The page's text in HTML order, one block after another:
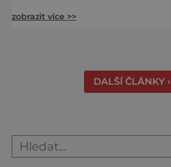
města i Alpy v dálce. Ptačí pozorovatelna
zobrazit více >>
DALŠÍ ČLÁNKY ›